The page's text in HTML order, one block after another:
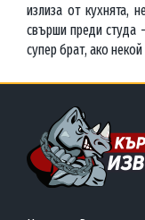
излиза от кухнята,
свърши преди студа
супер брат, ако